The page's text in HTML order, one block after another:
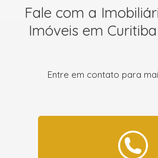
Fale com a
Imóveis em
Entre em contato para